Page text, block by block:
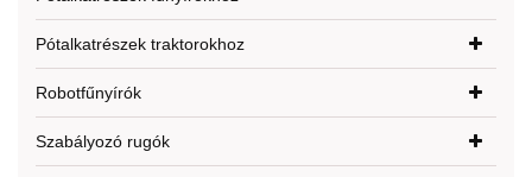
Pótalkatrészek traktorokhoz
Robotfűnyírók
Szabályozó rugók